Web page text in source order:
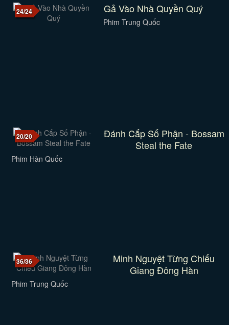
24/24 Gả Vào Nhà Quyền Quý
Phim Trung Quốc
20/20
Đánh Cắp Số Phận - Bossam
Steal the Fate
Phim Hàn Quốc
36/36
Minh Nguyệt Từng Chiếu
Giang Đông Hàn
Phim Trung Quốc